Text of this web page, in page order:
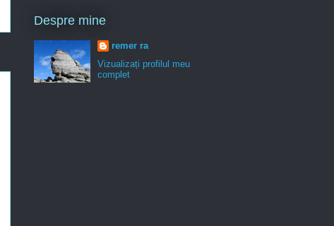
Despre mine
remer ra
Vizualizați profilul meu
complet